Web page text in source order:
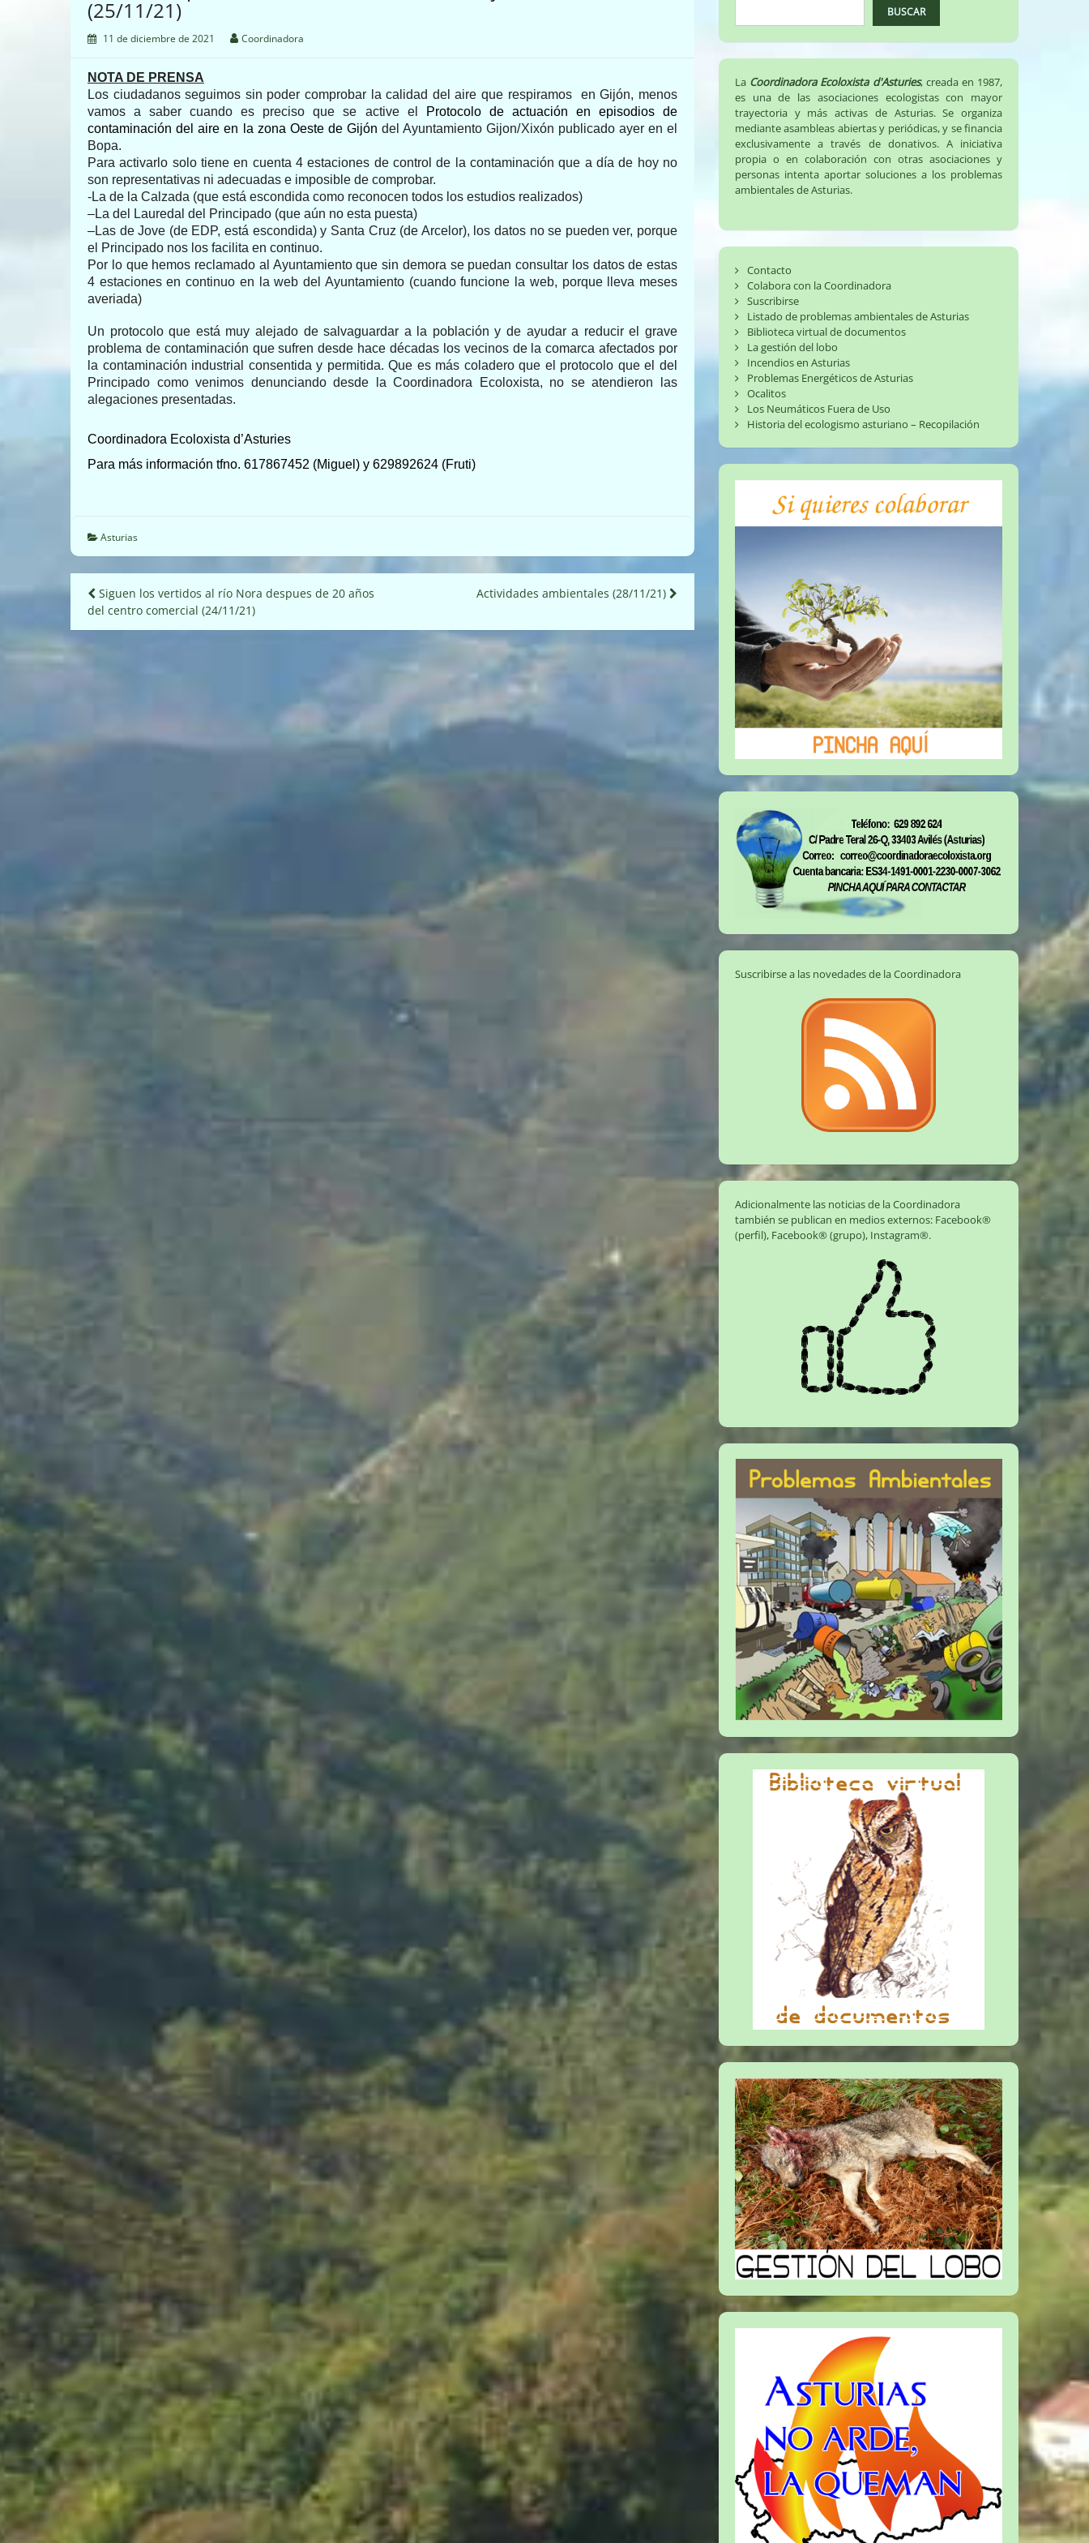
(25/11/21)
11 de diciembre de 2021 Coordinadora
NOTA DE PRENSA
Los ciudadanos seguimos sin poder comprobar la calidad del aire que respiramos en Gijón, menos
vamos a saber cuando es preciso que se active el
Protocolo de actuación en episodios de
contaminación del aire en la zona Oeste de Gijón del Ayuntamiento Gijon/Xixón publicado ayer en el
Bopa.
Para activarlo solo tiene en cuenta4 estaciones de control de la contaminación que a día de hoy no
son representativas ni adecuadas e imposible de comprobar.
-La de la Calzada (que está escondida como reconocen todos los estudios realizados)
–La del Lauredal del Principado (que aún no esta puesta)
–Las de Jove (de EDP, está escondida)y Santa Cruz (de Arcelor), los datos no se pueden ver, porque
el Principado nos los facilita en continuo.
Por lo que hemos reclamado al Ayuntamiento que sin demora se puedan consultar los datos de estas
4 estaciones en continuo en la web del Ayuntamiento (cuando funcione la web, porque lleva meses
averiada)
Un protocolo que está muy alejado de salvaguardar a la población y de ayudar a reducir el grave
problema de contaminación que sufren desde hace décadas los vecinos de la comarca afectados por
la contaminación industrial consentida y permitida. Que es más coladero que el protocolo que el del
Principado como venimos denunciando desde la Coordinadora Ecoloxista, no se atendieron las
alegaciones presentadas.
Coordinadora Ecoloxista d’Asturies
Para más información tfno. 617867452 (Miguel) y 629892624 (Fruti)
Asturias
Navegación
de
Siguen los vertidos al río Nora despues de 20 años
del centro comercial (24/11/21)
Actividades ambientales (28/11/21)
BUSCAR
La Coordinadora Ecoloxista d'Asturies, creada en 1987,
es una de las asociaciones ecologistas con mayor
trayectoria y más activas de Asturias. Se organiza
mediante asambleas abiertas y periódicas, y se financia
exclusivamente a través de donativos. A iniciativa
propia o en colaboración con otras asociaciones y
personas intenta aportar soluciones a los problemas
ambientales de Asturias.
Contacto
Colabora con la Coordinadora
Suscribirse
Listado de problemas ambientales de Asturias
Biblioteca virtual de documentos
La gestión del lobo
Incendios en Asturias
Problemas Energéticos de Asturias
Ocalitos
Los Neumáticos Fuera de Uso
Historia del ecologismo asturiano – Recopilación
Suscribirse a las novedades de la Coordinadora
Adicionalmente las noticias de la Coordinadora
también se publican en medios externos: Facebook®
(perfil), Facebook® (grupo), Instagram®.